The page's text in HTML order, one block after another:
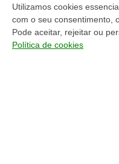
(+351) 919 103 011
chamada para rede
Utilizamos cookies
com o seu consentimento,
Pode aceitar, rejeitar ou
Política de cookies